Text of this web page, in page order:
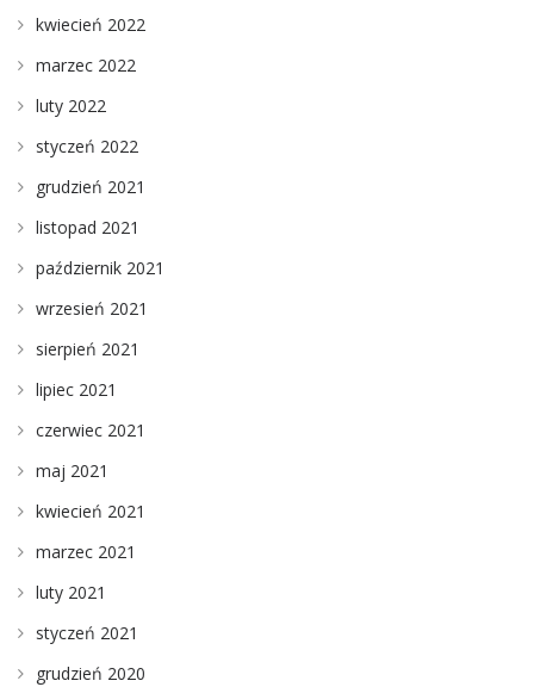
kwiecień 2022
marzec 2022
luty 2022
styczeń 2022
grudzień 2021
listopad 2021
październik 2021
wrzesień 2021
sierpień 2021
lipiec 2021
czerwiec 2021
maj 2021
kwiecień 2021
marzec 2021
luty 2021
styczeń 2021
grudzień 2020